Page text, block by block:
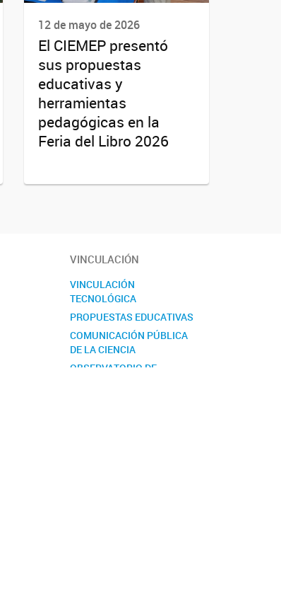
12 de mayo de 2026
El CIEMEP presentó
sus propuestas
educativas y
herramientas
pedagógicas en la
Feria del Libro 2026
VINCULACIÓN
VINCULACIÓN
TECNOLÓGICA
PROPUESTAS EDUCATIVAS
COMUNICACIÓN PÚBLICA
DE LA CIENCIA
OBSERVATORIO DE